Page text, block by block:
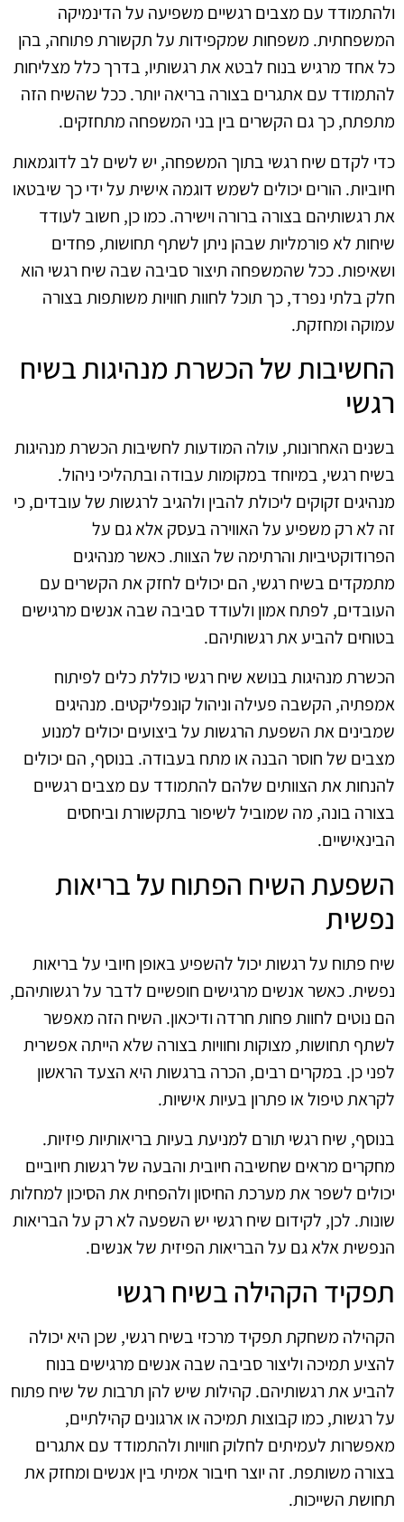
ולהתמודד עם מצבים רגשיים משפיעה על הדינמיקה
המשפחתית. משפחות שמקפידות על תקשורת פתוחה, בהן
כל אחד מרגיש בנוח לבטא את רגשותיו, בדרך כלל מצליחות
להתמודד עם אתגרים בצורה בריאה יותר. ככל שהשיח הזה
מתפתח, כך גם הקשרים בין בני המשפחה מתחזקים.
כדי לקדם שיח רגשי בתוך המשפחה, יש לשים לב לדוגמאות
חיוביות. הורים יכולים לשמש דוגמה אישית על ידי כך שיבטאו
את רגשותיהם בצורה ברורה וישירה. כמו כן, חשוב לעודד
שיחות לא פורמליות שבהן ניתן לשתף תחושות, פחדים
ושאיפות. ככל שהמשפחה תיצור סביבה שבה שיח רגשי הוא
חלק בלתי נפרד, כך תוכל לחוות חוויות משותפות בצורה
עמוקה ומחזקת.
החשיבות של הכשרת מנהיגות בשיח
רגשי
בשנים האחרונות, עולה המודעות לחשיבות הכשרת מנהיגות
בשיח רגשי, במיוחד במקומות עבודה ובתהליכי ניהול.
מנהיגים זקוקים ליכולת להבין ולהגיב לרגשות של עובדים, כי
זה לא רק משפיע על האווירה בעסק אלא גם על
הפרודוקטיביות והרתימה של הצוות. כאשר מנהיגים
מתמקדים בשיח רגשי, הם יכולים לחזק את הקשרים עם
העובדים, לפתח אמון ולעודד סביבה שבה אנשים מרגישים
בטוחים להביע את רגשותיהם.
הכשרת מנהיגות בנושא שיח רגשי כוללת כלים לפיתוח
אמפתיה, הקשבה פעילה וניהול קונפליקטים. מנהיגים
שמבינים את השפעת הרגשות על ביצועים יכולים למנוע
מצבים של חוסר הבנה או מתח בעבודה. בנוסף, הם יכולים
להנחות את הצוותים שלהם להתמודד עם מצבים רגשיים
בצורה בונה, מה שמוביל לשיפור בתקשורת וביחסים
הבינאישיים.
השפעת השיח הפתוח על בריאות
נפשית
שיח פתוח על רגשות יכול להשפיע באופן חיובי על בריאות
נפשית. כאשר אנשים מרגישים חופשיים לדבר על רגשותיהם,
הם נוטים לחוות פחות חרדה ודיכאון. השיח הזה מאפשר
לשתף תחושות, מצוקות וחוויות בצורה שלא הייתה אפשרית
לפני כן. במקרים רבים, הכרה ברגשות היא הצעד הראשון
לקראת טיפול או פתרון בעיות אישיות.
בנוסף, שיח רגשי תורם למניעת בעיות בריאותיות פיזיות.
מחקרים מראים שחשיבה חיובית והבעה של רגשות חיוביים
יכולים לשפר את מערכת החיסון ולהפחית את הסיכון למחלות
שונות. לכן, לקידום שיח רגשי יש השפעה לא רק על הבריאות
הנפשית אלא גם על הבריאות הפיזית של אנשים.
תפקיד הקהילה בשיח רגשי
הקהילה משחקת תפקיד מרכזי בשיח רגשי, שכן היא יכולה
להציע תמיכה וליצור סביבה שבה אנשים מרגישים בנוח
להביע את רגשותיהם. קהילות שיש להן תרבות של שיח פתוח
על רגשות, כמו קבוצות תמיכה או ארגונים קהילתיים,
מאפשרות לעמיתים לחלוק חוויות ולהתמודד עם אתגרים
בצורה משותפת. זה יוצר חיבור אמיתי בין אנשים ומחזק את
תחושת השייכות.